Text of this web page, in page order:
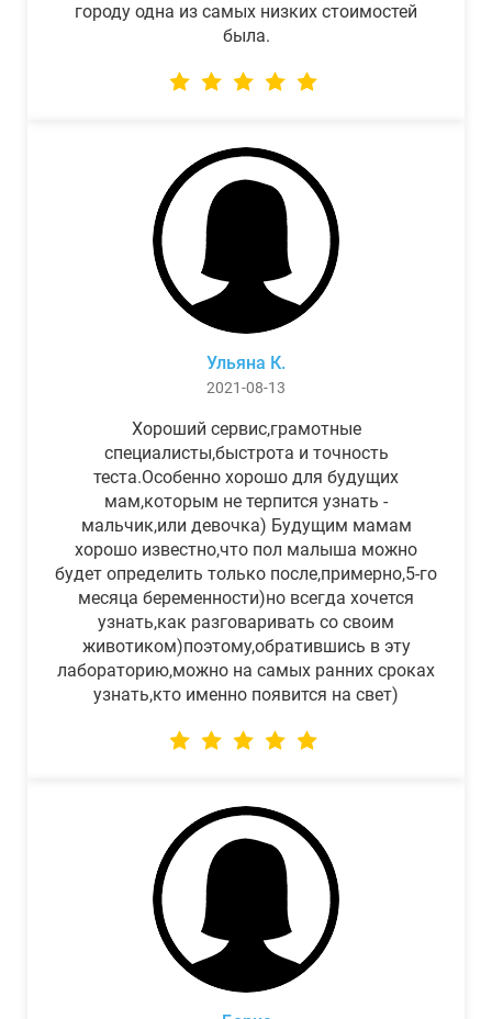
городу одна из самых низких стоимостей
была.
Ульяна К.
2021-08-13
Хороший сервис,грамотные
специалисты,быстрота и точность
теста.Особенно хорошо для будущих
мам,которым не терпится узнать -
мальчик,или девочка) Будущим мамам
хорошо известно,что пол малыша можно
будет определить только после,примерно,5-го
месяца беременности)но всегда хочется
узнать,как разговаривать со своим
животиком)поэтому,обратившись в эту
лабораторию,можно на самых ранних сроках
узнать,кто именно появится на свет)